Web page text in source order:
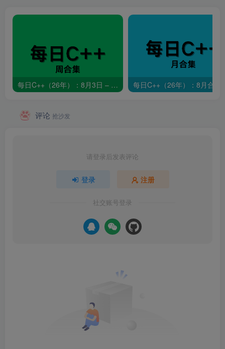
每日C++（26年）：8月3日 – 8月9日 每日C++（26年）：8月合集
评论 抢沙发
请登录后发表评论
登录 注册
社交账号登录